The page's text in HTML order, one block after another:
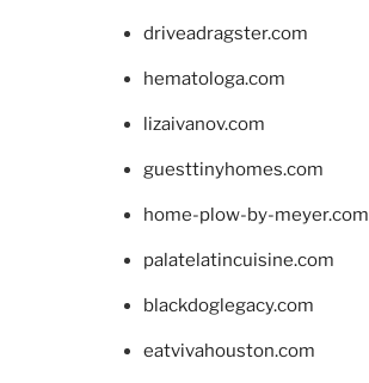
driveadragster.com
hematologa.com
lizaivanov.com
guesttinyhomes.com
home-plow-by-meyer.com
palatelatincuisine.com
blackdoglegacy.com
eatvivahouston.com